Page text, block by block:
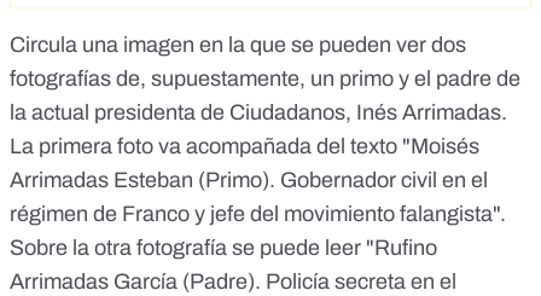
Circula una imagen en la que se pueden ver dos
fotografías de, supuestamente, un primo y el padre de
la actual presidenta de Ciudadanos, Inés Arrimadas.
La primera foto va acompañada del texto "Moisés
Arrimadas Esteban (Primo). Gobernador civil en el
régimen de Franco y jefe del movimiento falangista".
Sobre la otra fotografía se puede leer "Rufino
Arrimadas García (Padre). Policía secreta en el